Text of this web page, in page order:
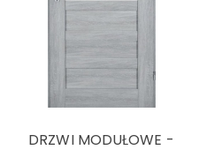
DRZWI MODUŁOWE -